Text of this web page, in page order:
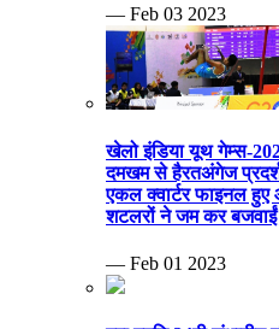
— Feb 03 2023
खेलो इंडिया यूथ गेम्स-
दमखम से हैरतअंगेज
एकल क्वार्टर फाइनल हुए
शटलरों ने जम कर बजवाईं
— Feb 01 2023